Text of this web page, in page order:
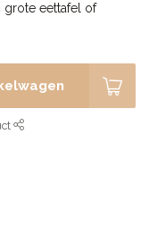
grote eettafel of